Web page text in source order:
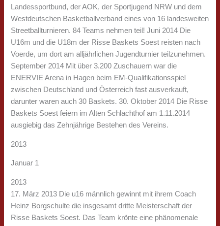
Landessportbund, der AOK, der Sportjugend NRW und dem
Westdeutschen Basketballverband eines von 16 landesweiten
Streetballturnieren. 84 Teams nehmen teil! Juni 2014 Die
U16m und die U18m der Risse Baskets Soest reisten nach
Voerde, um dort am alljährlichen Jugendturnier teilzunehmen.
September 2014 Mit über 3.200 Zuschauern war die
ENERVIE Arena in Hagen beim EM-Qualifikationsspiel
zwischen Deutschland und Österreich fast ausverkauft,
darunter waren auch 30 Baskets. 30. Oktober 2014 Die Risse
Baskets Soest feiern im Alten Schlachthof am 1.11.2014
ausgiebig das Zehnjährige Bestehen des Vereins.
2013
Januar 1
2013
17. März 2013 Die u16 männlich gewinnt mit ihrem Coach
Heinz Borgschulte die insgesamt dritte Meisterschaft der
Risse Baskets Soest. Das Team krönte eine phänomenale